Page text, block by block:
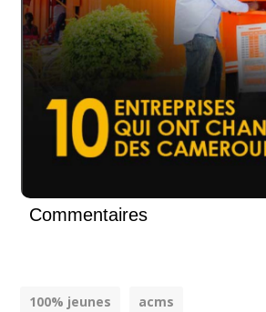
Commentaires
100% jeunes acms